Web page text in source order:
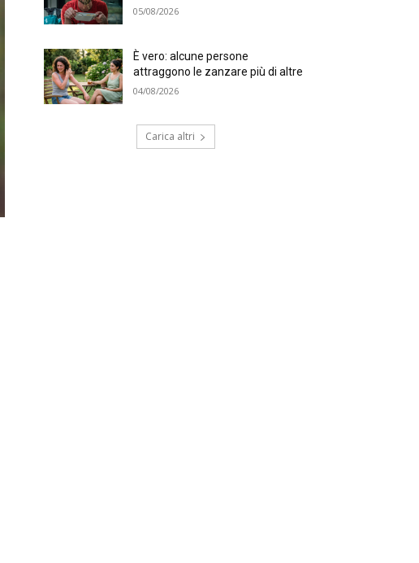
05/08/2026
È vero: alcune persone
attraggono le zanzare più di altre
04/08/2026
Carica altri